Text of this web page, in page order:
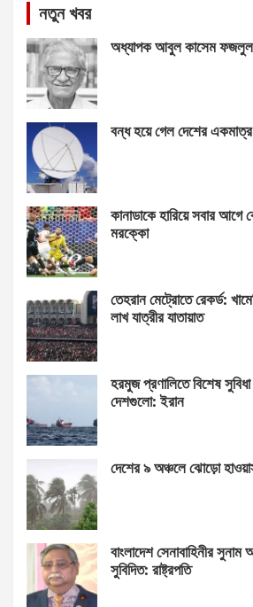
নতুন খবর
অধ্যাপক আবুল কাসেম
বন্ধ হয়ে গেল দেশের
কানাডাকে হারিয়ে সবার আগে
মরক্কো
তেহরান মেট্রোতে রেকর্ড:
লাখ যাত্রীর যাতায়াত
হরমুজ প্রণালিতে বিশেষ
দেশগুলো: ইরান
দেশের ৯ অঞ্চলে ঝোড়ো
বাংলাদেশ সেনাবাহিনীর
সুবিদিত: রাষ্ট্রপতি